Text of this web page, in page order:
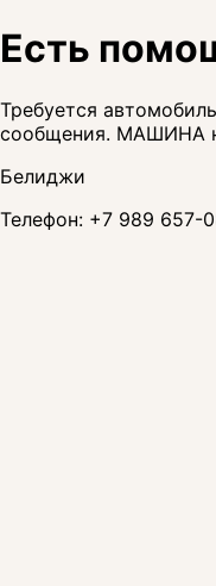
Есть
Требуется
сообщения. МАШИНА
Белиджи
Телефон: +7 989 657-